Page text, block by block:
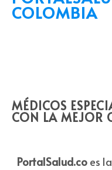
COLOMBIA
MÉDICOS
CON LA MEJOR
PortalSalud.co es